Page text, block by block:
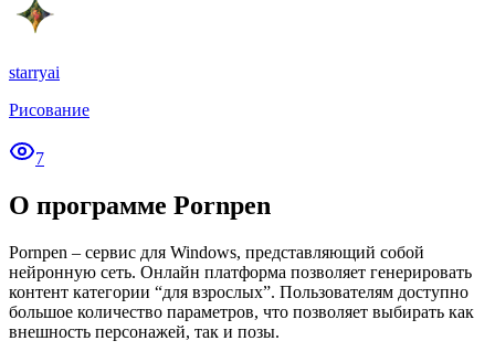
starryai
Рисование
7
О программе Pornpen
Pornpen – сервис для Windows, представляющий собой
нейронную сеть. Онлайн платформа позволяет генерировать
контент категории “для взрослых”. Пользователям доступно
большое количество параметров, что позволяет выбирать как
внешность персонажей, так и позы.